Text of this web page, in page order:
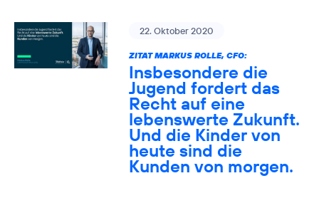
22. Oktober 2020
ZITAT MARKUS ROLLE, CFO:
Insbesondere die
Jugend fordert das
Recht auf eine
lebenswerte Zukunft.
Und die Kinder von
heute sind die
Kunden von morgen.